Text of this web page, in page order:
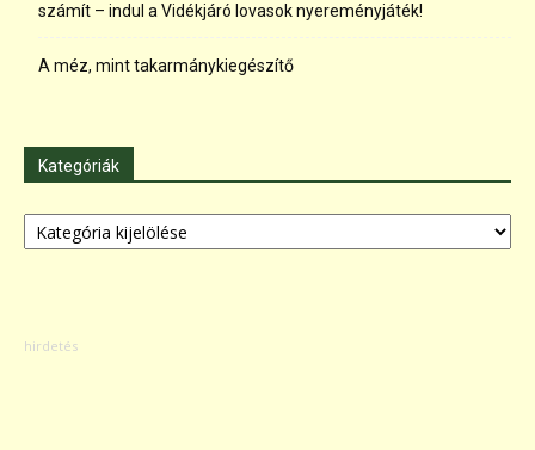
számít – indul a Vidékjáró lovasok nyereményjáték!
A méz, mint takarmánykiegészítő
Kategóriák
Kategóriák